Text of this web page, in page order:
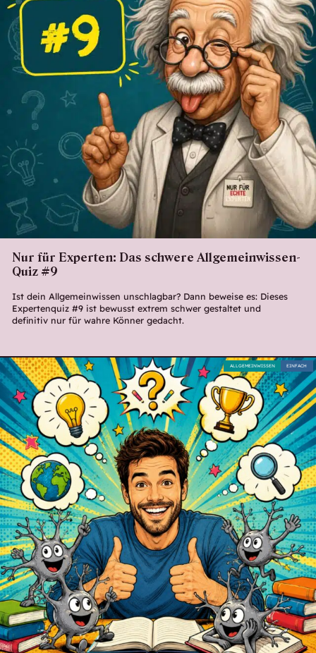
Nur für Experten: Das schwere Allgemeinwissen-
Quiz #9
Ist dein Allgemeinwissen unschlagbar? Dann beweise es: Dieses
Expertenquiz #9 ist bewusst extrem schwer gestaltet und
definitiv nur für wahre Könner gedacht.
EINFACH
ALLGEMEINWISSEN